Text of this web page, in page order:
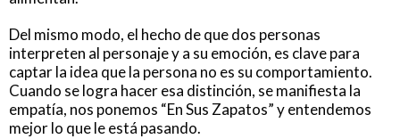
Del mismo modo, el hecho de que dos personas
interpreten al personaje y a su emoción, es clave para
captar la idea que la persona no es su comportamiento.
Cuando se logra hacer esa distinción, se manifiesta la
empatía, nos ponemos “En Sus Zapatos” y entendemos
mejor lo que le está pasando.